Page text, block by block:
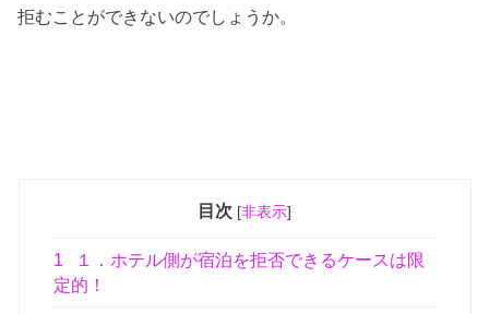
拒むことができないのでしょうか。
目次 [非表示]
1
１．ホテル側が宿泊を拒否できるケースは限
定的！